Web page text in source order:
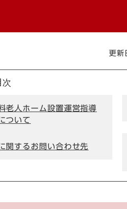
更
老人ホーム設置運営指導
ついて
関するお問い合わせ先